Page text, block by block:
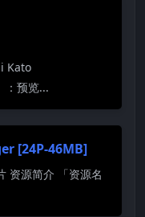
Kato
：预览...
[24P-46MB]
资源简介 「资源名